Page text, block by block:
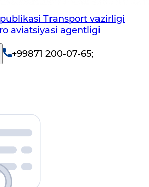
Transport vazirligi
aviatsiyasi agentligi
+99871 200-07-65;